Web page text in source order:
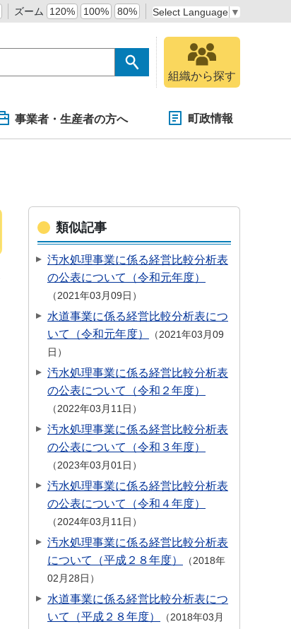
ズーム 120% 100% 80% Select Language ▼
組織から探す
事業者・生産者の方へ 町政情報
類似記事
汚水処理事業に係る経営比較分析表
の公表について（令和元年度）
2021年03月09日
水道事業に係る経営比較分析表につ
いて（令和元年度）
2021年03月09
日
汚水処理事業に係る経営比較分析表
の公表について（令和２年度）
2022年03月11日
汚水処理事業に係る経営比較分析表
の公表について（令和３年度）
2023年03月01日
汚水処理事業に係る経営比較分析表
の公表について（令和４年度）
2024年03月11日
汚水処理事業に係る経営比較分析表
について（平成２８年度）
2018年
02月28日
水道事業に係る経営比較分析表につ
いて（平成２８年度）
2018年03月